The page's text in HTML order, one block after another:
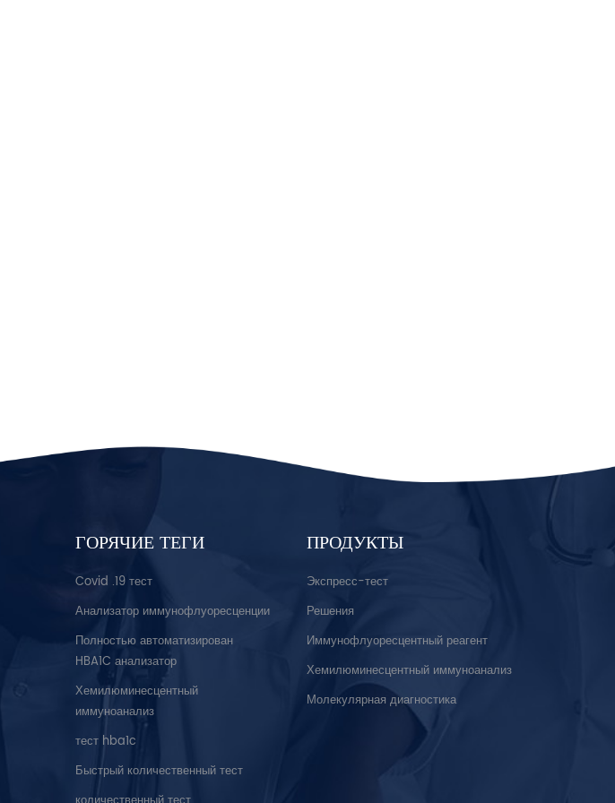
ГОРЯЧИЕ ТЕГИ
Covid .19 тест
Анализатор иммунофлуоресценции
Полностью автоматизирован
HBA1C анализатор
Хемилюминесцентный
иммуноанализ
тест hba1c
Быстрый количественный тест
ПРОДУКТЫ
Экспресс-тест
Решения
Иммунофлуоресцентный реагент
Хемилюминесцентный иммуноанализ
Молекулярная диагностика